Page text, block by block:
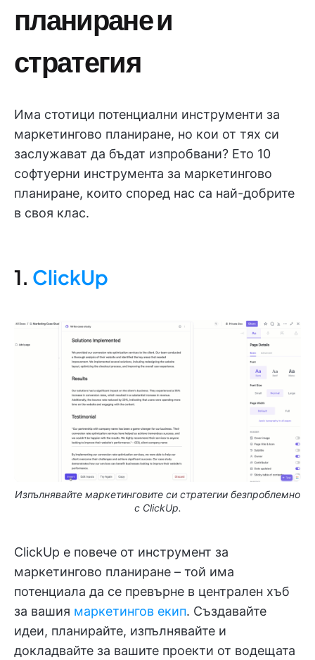
планиране и
стратегия
Има стотици потенциални инструменти за
маркетингово планиране, но кои от тях си
заслужават да бъдат изпробвани? Ето 10
софтуерни инструмента за маркетингово
планиране, които според нас са най-добрите
в своя клас.
1. ClickUp
Изпълнявайте маркетинговите си стратегии безпроблемно
с ClickUp.
ClickUp е повече от инструмент за
маркетингово планиране – той има
потенциала да се превърне в централен хъб
за вашия маркетингов екип. Създавайте
идеи, планирайте, изпълнявайте и
докладвайте за вашите проекти от водещата